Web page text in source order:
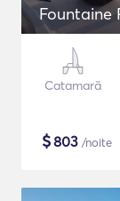
Fountaine
Catamarã
$803 /noite